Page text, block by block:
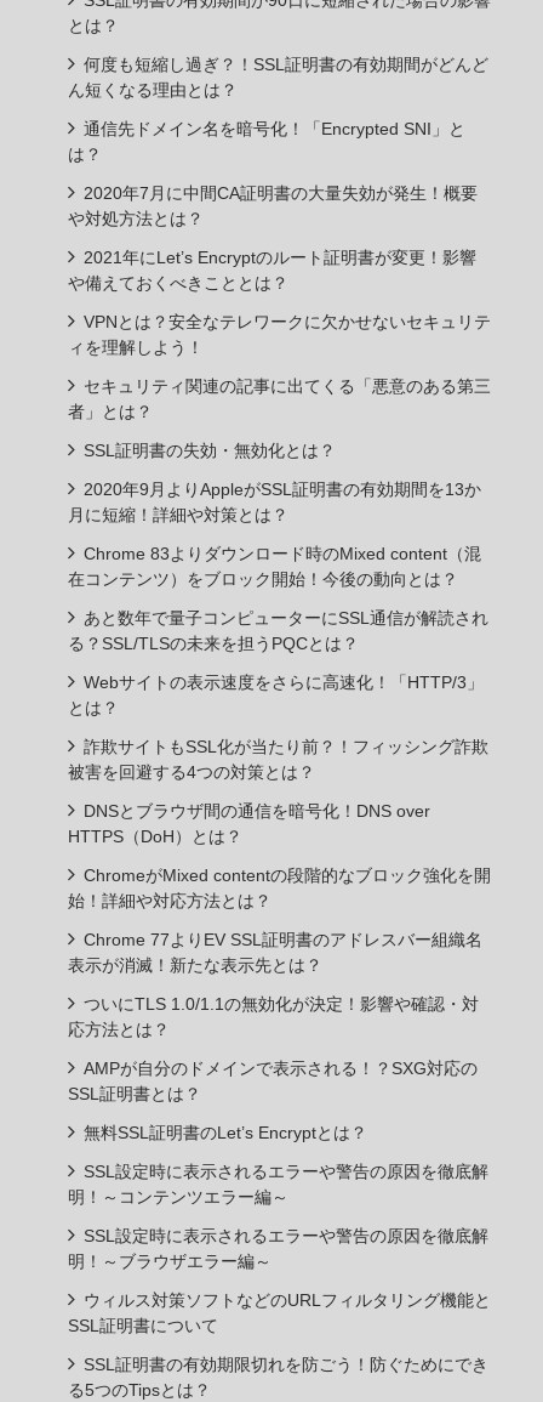
とは？
何度も短縮し過ぎ？！SSL証明書の有効期間がどんど
ん短くなる理由とは？
通信先ドメイン名を暗号化！「Encrypted SNI」と
は？
2020年7月に中間CA証明書の大量失効が発生！概要
や対処方法とは？
2021年にLet’s Encryptのルート証明書が変更！影響
や備えておくべきこととは？
VPNとは？安全なテレワークに欠かせないセキュリテ
ィを理解しよう！
セキュリティ関連の記事に出てくる「悪意のある第三
者」とは？
SSL証明書の失効・無効化とは？
2020年9月よりAppleがSSL証明書の有効期間を13か
月に短縮！詳細や対策とは？
Chrome 83よりダウンロード時のMixed content（混
在コンテンツ）をブロック開始！今後の動向とは？
あと数年で量子コンピューターにSSL通信が解読され
る？SSL/TLSの未来を担うPQCとは？
Webサイトの表示速度をさらに高速化！「HTTP/3」
とは？
詐欺サイトもSSL化が当たり前？！フィッシング詐欺
被害を回避する4つの対策とは？
DNSとブラウザ間の通信を暗号化！DNS over
HTTPS（DoH）とは？
ChromeがMixed contentの段階的なブロック強化を開
始！詳細や対応方法とは？
Chrome 77よりEV SSL証明書のアドレスバー組織名
表示が消滅！新たな表示先とは？
ついにTLS 1.0/1.1の無効化が決定！影響や確認・対
応方法とは？
AMPが自分のドメインで表示される！？SXG対応の
SSL証明書とは？
無料SSL証明書のLet’s Encryptとは？
SSL設定時に表示されるエラーや警告の原因を徹底解
明！～コンテンツエラー編～
SSL設定時に表示されるエラーや警告の原因を徹底解
明！～ブラウザエラー編～
ウィルス対策ソフトなどのURLフィルタリング機能と
SSL証明書について
SSL証明書の有効期限切れを防ごう！防ぐためにでき
る5つのTipsとは？